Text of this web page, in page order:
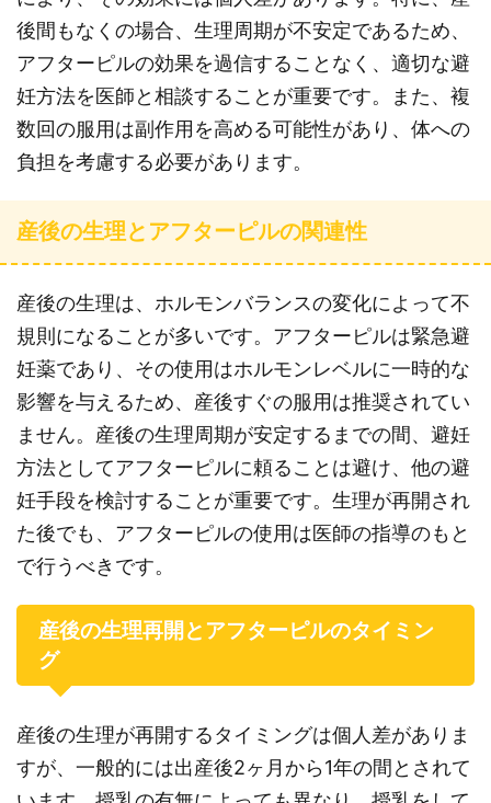
後間もなくの場合、生理周期が不安定であるため、
アフターピルの効果を過信することなく、適切な避
妊方法を医師と相談することが重要です。また、複
数回の服用は副作用を高める可能性があり、体への
負担を考慮する必要があります。
産後の生理とアフターピルの関連性
産後の生理は、ホルモンバランスの変化によって不
規則になることが多いです。アフターピルは緊急避
妊薬であり、その使用はホルモンレベルに一時的な
影響を与えるため、産後すぐの服用は推奨されてい
ません。産後の生理周期が安定するまでの間、避妊
方法としてアフターピルに頼ることは避け、他の避
妊手段を検討することが重要です。生理が再開され
た後でも、アフターピルの使用は医師の指導のもと
で行うべきです。
産後の生理再開とアフターピルのタイミン
グ
産後の生理が再開するタイミングは個人差がありま
すが、一般的には出産後2ヶ月から1年の間とされて